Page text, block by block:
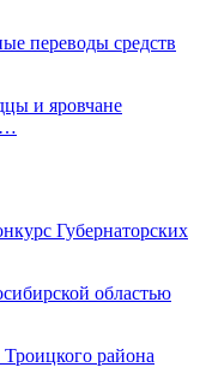
переводы средств
и яровчане
Губернаторских
областью
района